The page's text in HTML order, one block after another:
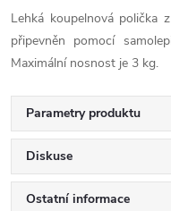
Lehká koupelnová polička
připevněn pomocí
Maximální nosnost je 3 kg.
Parametry produktu
Diskuse
Ostatní informace